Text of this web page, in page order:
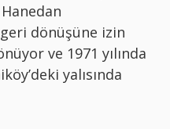
geri dönüşüne izin
ve 1971 yılında
yalısında